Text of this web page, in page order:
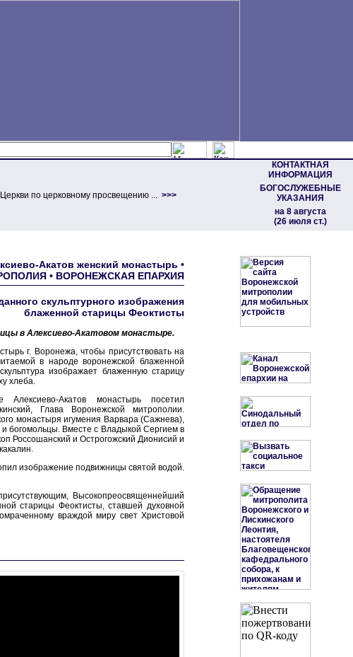
КОНТАКТНАЯ
ИНФОРМАЦИЯ
БОГОСЛУЖЕБНЫЕ
УКАЗАНИЯ
на 8 августа
(26 июля ст.)
по церковному просвещению ... >>>
Акатов женский монастырь •
• ВОРОНЕЖСКАЯ ЕПАРХИЯ
скульптурного изображения
блаженной старицы Феоктисты
в Алексиево-Акатовом монастыре.
г. Воронежа, чтобы присутствовать на
в народе воронежской блаженной
изображает блаженную старицу
хлеба.
Акатов монастырь посетил
Глава Воронежской митрополии.
монастыря игумения Варвара (Сажнева),
богомольцы. Вместе с Владыкой Сергием в
Россошанский и Острогожский Дионисий и
изображение подвижницы святой водой.
Высокопреосвященнейший
старицы Феоктисты, ставшей духовной
враждой миру свет Христовой